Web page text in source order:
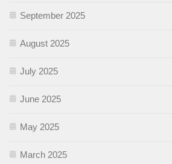
September 2025
August 2025
July 2025
June 2025
May 2025
March 2025